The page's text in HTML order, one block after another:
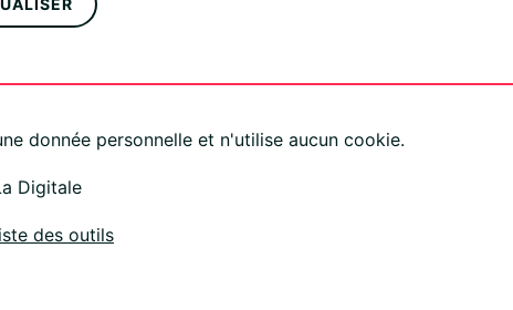
donnée personnelle et n'utilise aucun cookie.
Digitale
des outils